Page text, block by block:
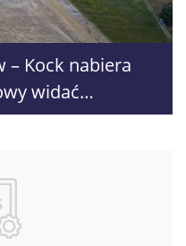
– Kock nabiera
widać